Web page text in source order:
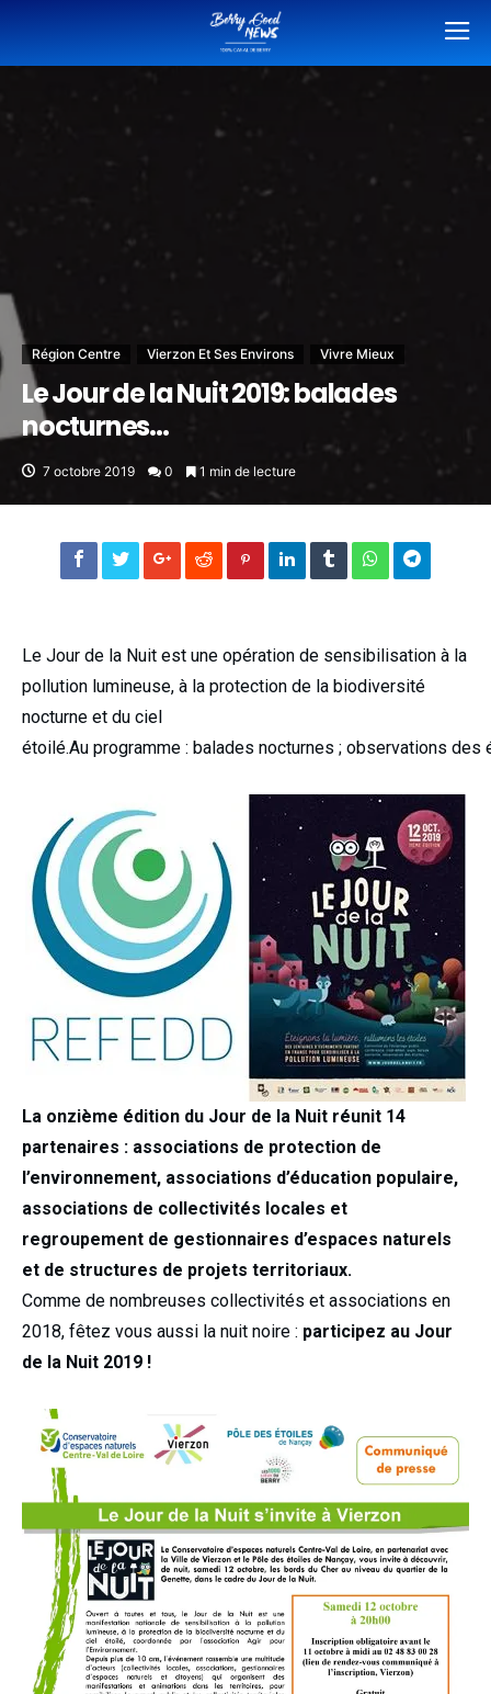
Région Centre Vierzon Et Ses Environs Vivre Mieux
Le Jour de la Nuit 2019: balades
nocturnes…
7 octobre 2019 0 1 min de lecture
Le Jour de la Nuit est une opération de sensibilisation à la
pollution lumineuse, à la protection de la biodiversité
nocturne et du ciel
étoilé.Au programme : balades nocturnes ; observations
La onzième édition du Jour de la Nuit réunit 14
partenaires : associations de protection de
l’environnement, associations d’éducation populaire,
associations de collectivités locales et
regroupement de gestionnaires d’espaces naturels
et de structures de projets territoriaux.
Comme de nombreuses collectivités et associations en
2018, fêtez vous aussi la nuit noire : participez au Jour
de la Nuit 2019 !